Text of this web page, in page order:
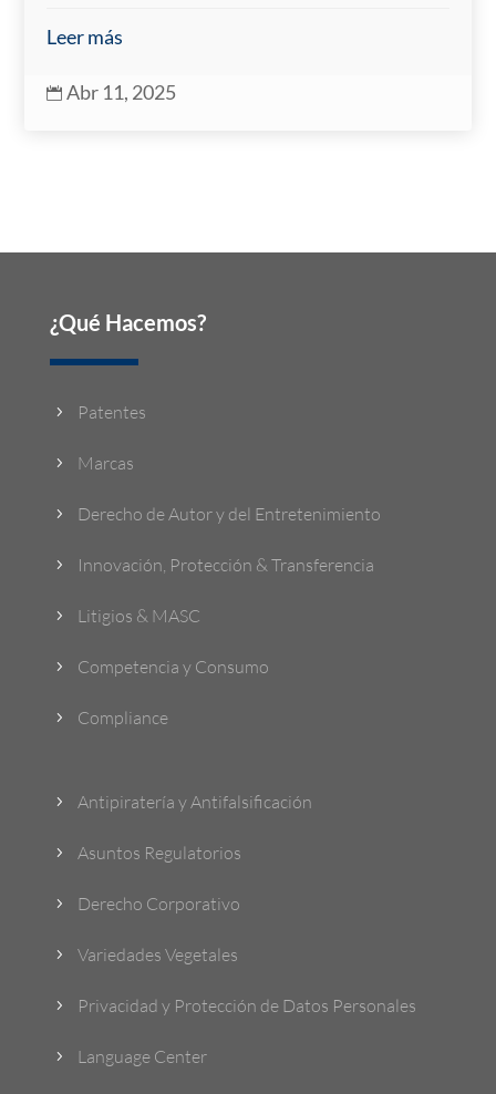
Leer más
 Abr 11, 2025
¿Qué Hacemos?
5 Patentes
5 Marcas
5 Derecho de Autor y del Entretenimiento
5 Innovación, Protección & Transferencia
5 Litigios & MASC
5 Competencia y Consumo
5 Compliance
5 Antipiratería y Antifalsificación
5 Asuntos Regulatorios
5 Derecho Corporativo
5 Variedades Vegetales
5 Privacidad y Protección de Datos Personales
5 Language Center